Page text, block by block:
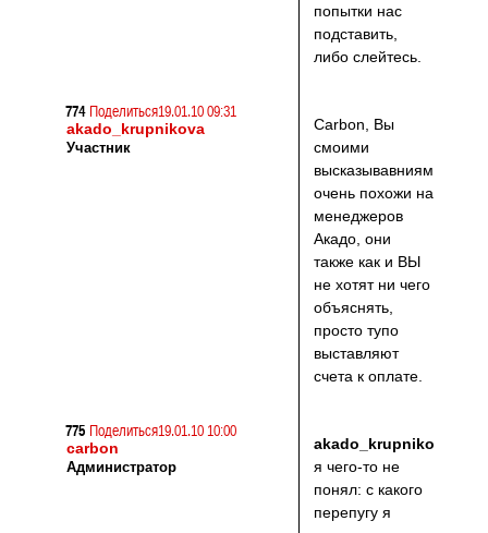
попытки нас
подставить,
либо слейтесь.
Поделиться
774
19.01.10 09:31
akado_krupnikova
Участник
Carbon, Вы
смоими
высказывавниями
очень похожи на
менеджеров
Акадо, они
также как и ВЫ
не хотят ни чего
объяснять,
просто тупо
выставляют
счета к оплате.
Поделиться
775
19.01.10 10:00
carbon
Администратор
akado_krupnikova
я чего-то не
понял: с какого
перепугу я